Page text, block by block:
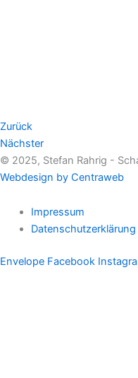
Zurück
Nächster
© 2025, Stefan Rahrig -
Webdesign by Centraweb
Impressum
Datenschutzerklärung
Envelope Facebook